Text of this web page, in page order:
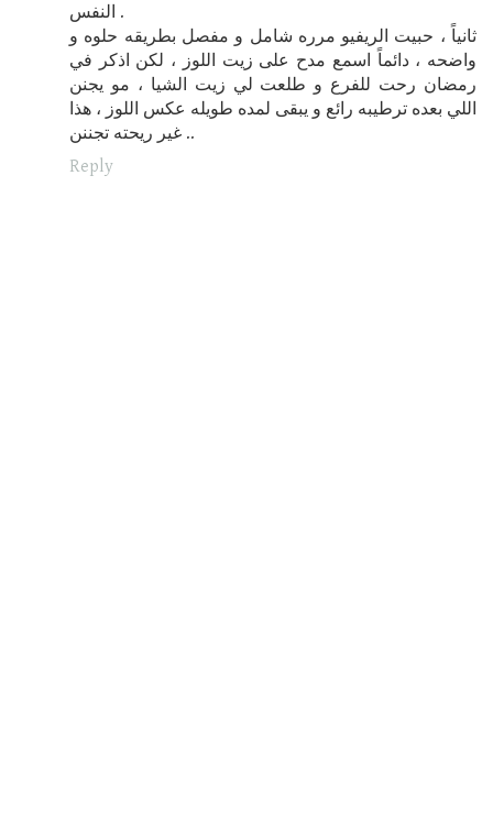
النفس .
ثانياً ، حبيت الريفيو مرره شامل و مفصل بطريقه حلوه و
واضحه ، دائماً اسمع مدح على زيت اللوز ، لكن اذكر في
رمضان رحت للفرع و طلعت لي زيت الشيا ، مو يجنن
اللي بعده ترطيبه رائع و يبقى لمده طويله عكس اللوز ، هذا
غير ريحته تجننن ..
Reply